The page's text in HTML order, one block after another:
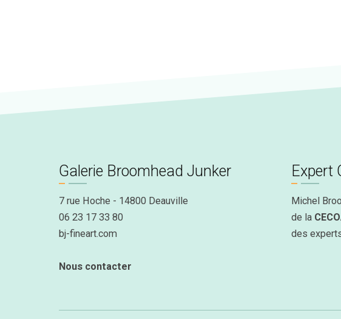
Galerie Broomhead Junker
7 rue Hoche - 14800 Deauville
06 23 17 33 80
bj-fineart.com
Nous contacter
Expert
Michel
de la
des